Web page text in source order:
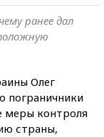
ранее дал
Олег
пограничники
меры контроля
страны,